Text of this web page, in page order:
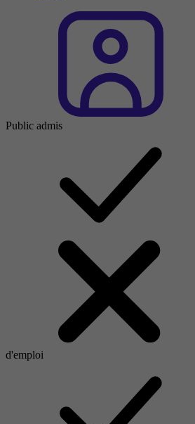
Public admis
d'emploi